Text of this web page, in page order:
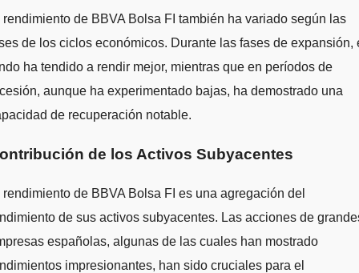
rendimiento de BBVA Bolsa FI también ha variado según las
de los ciclos económicos. Durante las fases de expansión,
ha tendido a rendir mejor, mientras que en períodos de
aunque ha experimentado bajas, ha demostrado una
de recuperación notable.
de los Activos Subyacentes
rendimiento de BBVA Bolsa FI es una agregación del
de sus activos subyacentes. Las acciones de
españolas, algunas de las cuales han mostrado
impresionantes, han sido cruciales para el